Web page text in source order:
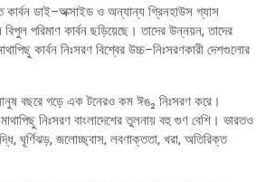
কার্বন ডাই–অক্সাইড ও অন্যান্য গ্রিনহাউস গ্যাস
পরিমাণ কার্বন ছড়িয়েছে। তাদের উন্নয়ন, তাদের
কার্বন নিঃসরণ বিশ্বের উচ্চ–নিঃসরণকারী দেশগুলোর
মানুষ বছরে গড়ে এক টনেরও কম ঈঙ₂ নিঃসরণ করে।
নিঃসরণ বাংলাদেশের তুলনায় বহু গুণ বেশি। ভারতও
ঘূর্ণিঝড়, জলোচ্ছ্বাস, লবণাক্ততা, খরা, অতিরিক্ত